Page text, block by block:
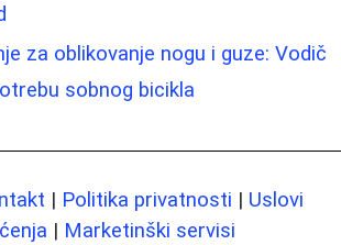
za oblikovanje nogu i guze: Vodič
sobnog bicikla
| Politika privatnosti | Uslovi
| Marketinški servisi